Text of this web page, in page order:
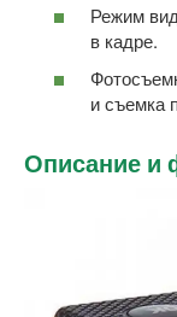
Режим
в кадре.
и съемка
Описание и